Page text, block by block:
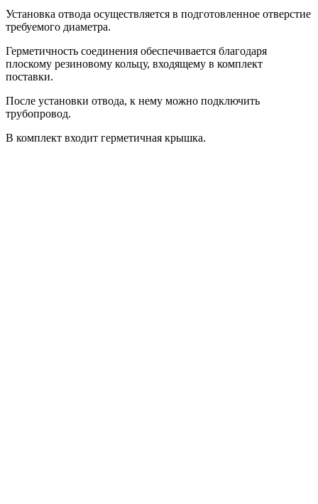
Установка отвода осуществляется в подготовленное отверстие
требуемого диаметра.
Герметичность соединения обеспечивается благодаря
плоскому резиновому кольцу, входящему в комплект
поставки.
После установки отвода, к нему можно подключить
трубопровод.
В комплект входит герметичная крышка.